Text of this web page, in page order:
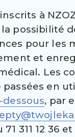
à
possibilité
pour les
et
Les
en
, par
311 12 36